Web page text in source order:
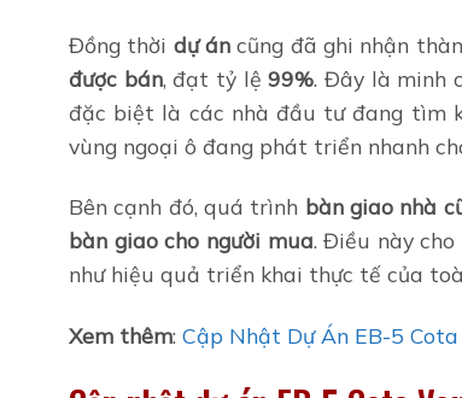
Đồng thời dự áncũng đã ghi nhận
được bán, đạt tỷ lệ99%. Đây là minh
đặc biệt là các nhà đầu tư đang tìm
vùng ngoại ô đang phát triển nhanh
Bên cạnh đó, quá trình bàn giao nhà
bàn giao cho người mua. Điều này
như hiệu quả triển khai thực tế của
Xem thêm: Cập Nhật Dự Án EB-5